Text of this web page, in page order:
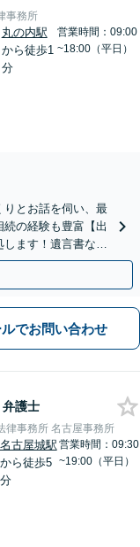
事務所
丸の内駅
から徒歩1
分
営業時間：09:00
~18:00（平日）
りとお話を伺い、最
の経験も豊富【出
ます！遺言書など
ルでお問い合わせ
弁護士
律事務所 名古屋事務所
名古屋城駅
から徒歩5
分
営業時間：09:30
~19:00（平日）